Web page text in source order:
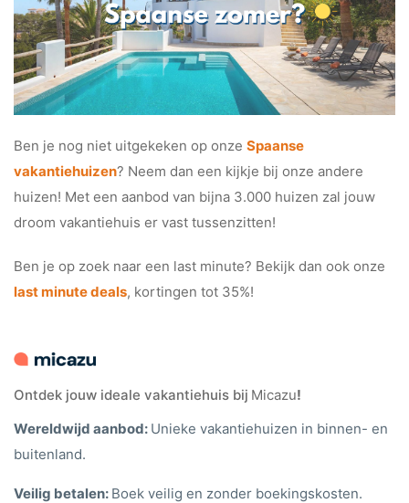
Ben je nog niet uitgekeken op onze Spaanse
vakantiehuizen? Neem dan een kijkje bij onze andere
huizen! Met een aanbod van bijna 3.000 huizen zal jouw
droom vakantiehuis er vast tussenzitten!
Ben je op zoek naar een last minute? Bekijk dan ook onze
last minute deals, kortingen tot 35%!
Ontdek jouw ideale vakantiehuis bij Micazu!
Wereldwijd aanbod: Unieke vakantiehuizen in binnen- en
buitenland.
Veilig betalen: Boek veilig en zonder boekingskosten.